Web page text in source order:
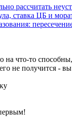
рассчитать
ставка ЦБ и
на что-то
не получится -